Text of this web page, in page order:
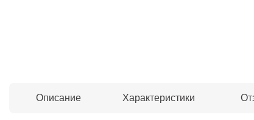
Описание Характеристики